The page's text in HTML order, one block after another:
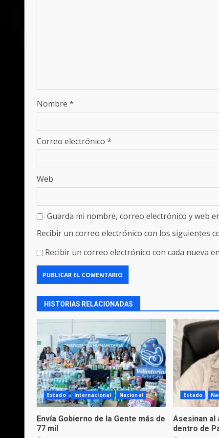
Nombre *
Correo electrónico *
Web
Guarda mi nombre, correo electrónico y web
Recibir un correo electrónico con los siguientes
Recibir un correo electrónico con cada nueva
HISTORIAS RELACIONADAS
Estado Internacional Nacional
Envía Gobierno de la Gente más de
77 mil
Estado
Asesinan al
dentro de